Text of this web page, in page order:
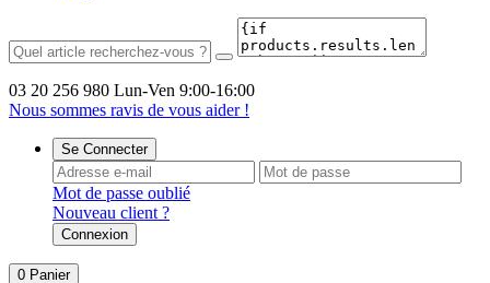
03 20 256 980 Lun-Ven 9:00-16:00
Nous sommes ravis de vous aider !
Se Connecter
Mot de passe oublié
Nouveau client ?
Connexion
0 Panier